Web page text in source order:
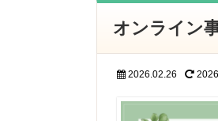
オンライン
2026.02.26